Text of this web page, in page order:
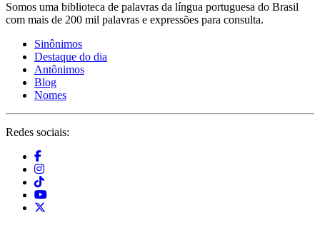
Somos uma biblioteca de palavras da língua portuguesa do Brasil
com mais de 200 mil palavras e expressões para consulta.
Sinônimos
Destaque do dia
Antônimos
Blog
Nomes
Redes sociais: